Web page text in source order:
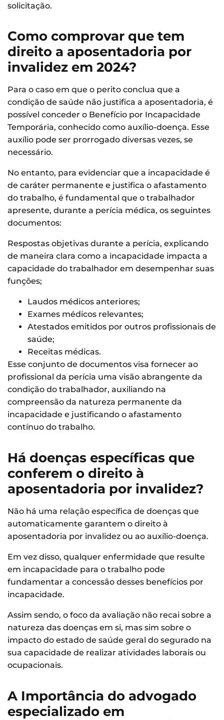
solicitação.
Como comprovar que tem
direito a aposentadoria por
invalidez em 2024?
Para o caso em que o perito conclua que a
condição de saúde não justifica a aposentadoria, é
possível conceder o Benefício por Incapacidade
Temporária, conhecido como auxílio-doença. Esse
auxílio pode ser prorrogado diversas vezes, se
necessário.
No entanto, para evidenciar que a incapacidade é
de caráter permanente e justifica o afastamento
do trabalho, é fundamental que o trabalhador
apresente, durante a perícia médica, os seguintes
documentos:
Respostas objetivas durante a perícia, explicando
de maneira clara como a incapacidade impacta a
capacidade do trabalhador em desempenhar suas
funções;
Laudos médicos anteriores;
Exames médicos relevantes;
Atestados emitidos por outros profissionais de
saúde;
Receitas médicas.
Esse conjunto de documentos visa fornecer ao
profissional da perícia uma visão abrangente da
condição do trabalhador, auxiliando na
compreensão da natureza permanente da
incapacidade e justificando o afastamento
contínuo do trabalho.
Há doenças específicas que
conferem o direito à
aposentadoria por invalidez?
Não há uma relação específica de doenças que
automaticamente garantem o direito à
aposentadoria por invalidez ou ao auxílio-doença.
Em vez disso, qualquer enfermidade que resulte
em incapacidade para o trabalho pode
fundamentar a concessão desses benefícios por
incapacidade.
Assim sendo, o foco da avaliação não recai sobre a
natureza das doenças em si, mas sim sobre o
impacto do estado de saúde geral do segurado na
sua capacidade de realizar atividades laborais ou
ocupacionais.
A Importância do advogado
especializado em